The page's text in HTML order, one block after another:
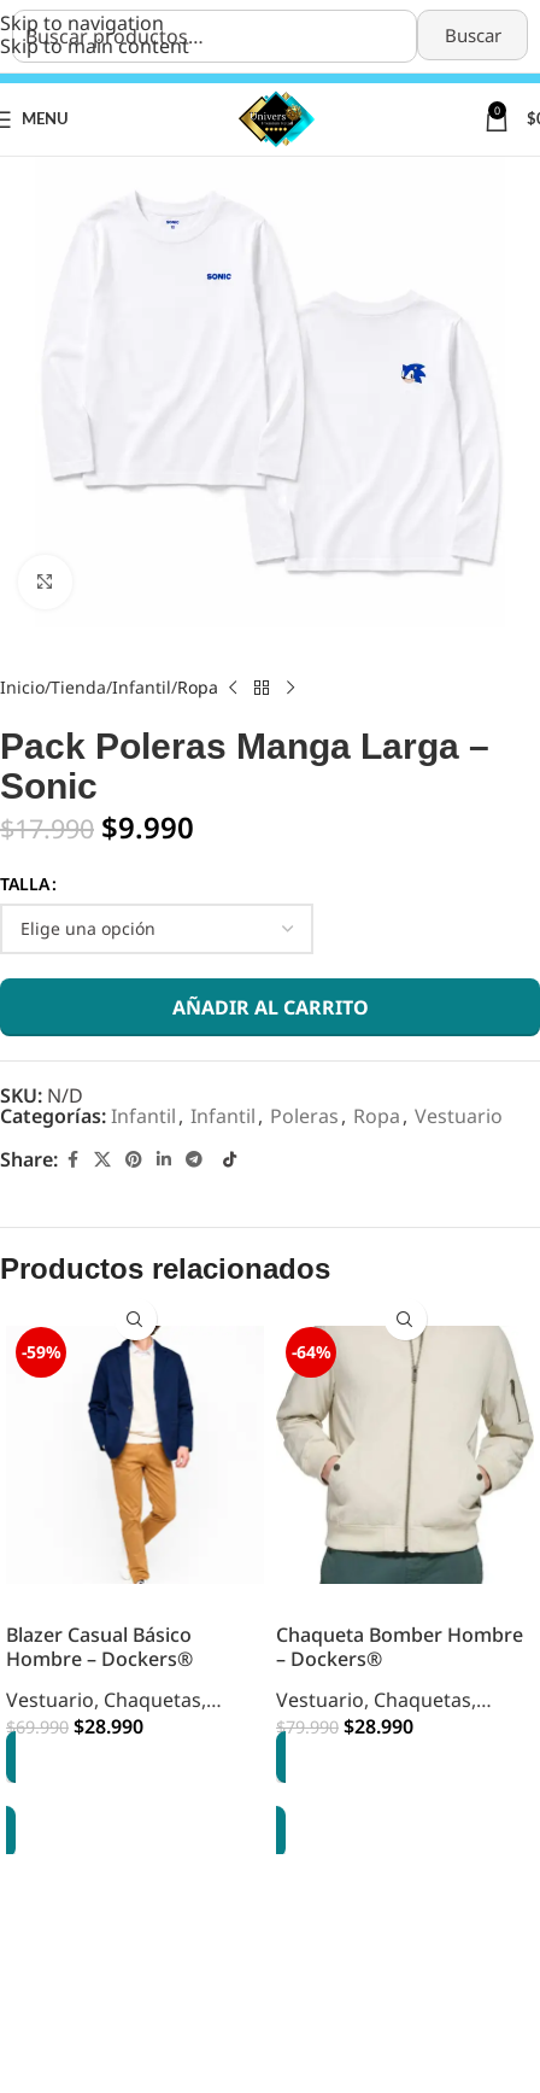
Buscar
Skip to navigation
Skip to main content
MENU
0
$
Inicio Tienda Infantil Ropa
Pack Poleras Manga Larga –
Sonic
$17.990 $9.990
TALLA
AÑADIR AL CARRITO
SKU: N/D
Categorías:Infantil, Infantil, Poleras, Ropa, Vestuario
Share:
Productos relacionados
-59%
Blazer Casual Básico
Hombre – Dockers®
Vestuario, Chaquetas,
Hombre
$69.990 $28.990
-64%
Chaqueta Bomber Hombre
– Dockers®
Vestuario, Chaquetas,
Hombre
$79.990 $28.990